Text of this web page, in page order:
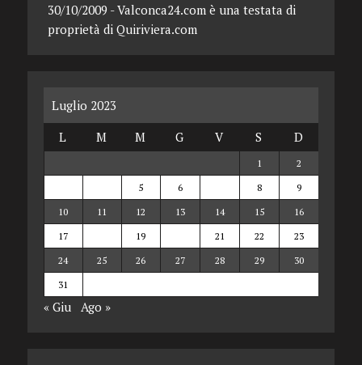
30/10/2009 - Valconca24.com è una testata di
proprietà di Quiriviera.com
Luglio 2023
L
M M G V S D
1
2
5 6 8
9
10
11 12 13 14 15
16
17
19 21 22
23
24
25 26 27 28 29
30
31
« Giu Ago »